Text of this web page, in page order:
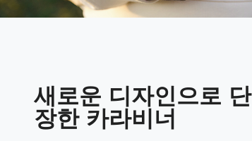
새로운 디자인으로 단
장한 카라비너